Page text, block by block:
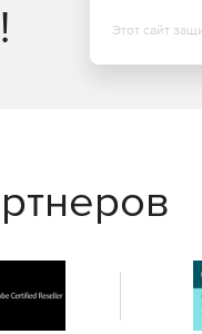
Этот сайт